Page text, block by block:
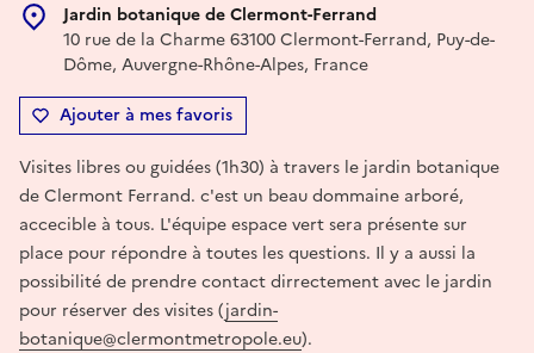
Jardin botanique de Clermont-Ferrand
10 rue de la Charme 63100 Clermont-Ferrand, Puy-de-
Dôme, Auvergne-Rhône-Alpes, France
Ajouter à mes favoris
Visites libres ou guidées (1h30) à travers le jardin botanique
de Clermont Ferrand. c'est un beau dommaine arboré,
accecible à tous. L'équipe espace vert sera présente sur
place pour répondre à toutes les questions. Il y a aussi la
possibilité de prendre contact dirrectement avec le jardin
pour réserver des visites (jardin-
botanique@clermontmetropole.eu).